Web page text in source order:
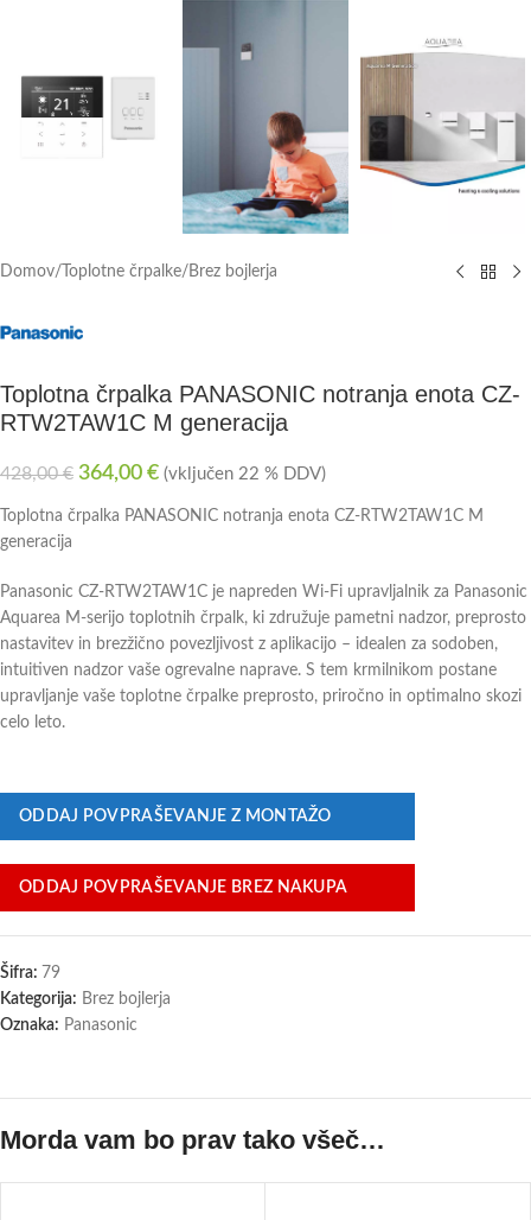
Domov/ Toplotne črpalke/ Brez bojlerja
Toplotna črpalka PANASONIC notranja enota CZ-
RTW2TAW1C M generacija
428,00€ 364,00 € (vključen 22 % DDV)
Toplotna črpalka PANASONIC notranja enota CZ-RTW2TAW1C M
generacija
Panasonic CZ‑RTW2TAW1C je napreden Wi‑Fi upravljalnik za Panasonic
Aquarea M‑serijo toplotnih črpalk, ki združuje pametni nadzor, preprosto
nastavitev in brezžično povezljivost z aplikacijo – idealen za sodoben,
intuitiven nadzor vaše ogrevalne naprave. S tem krmilnikom postane
upravljanje vaše toplotne črpalke preprosto, priročno in optimalno skozi
celo leto.
ODDAJ POVPRAŠEVANJE Z MONTAŽO
ODDAJ POVPRAŠEVANJE BREZ NAKUPA
Šifra: 79
Kategorija: Brez bojlerja
Oznaka: Panasonic
Morda vam bo prav tako všeč…